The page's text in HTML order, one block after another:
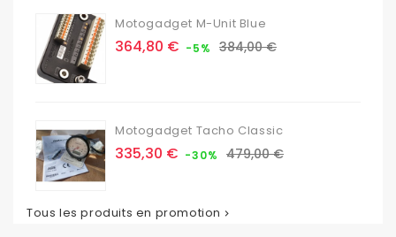
Motogadget M-Unit Blue
Prix
364,80 € -5% Prix
384,00 €
Motogadget Tacho Classic
Prix
335,30 € -30% Prix
479,00 €
Tous les produits en promotion 